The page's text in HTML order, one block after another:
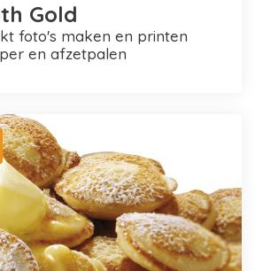
Gold
en afzetpalen